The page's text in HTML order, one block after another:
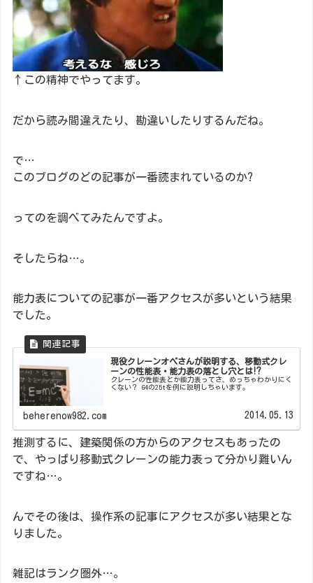
↑この精神でやってます。
だから読み間違えたり、勘違いしたりするんだね。
で…
このブログのどの記事が一番読まれているのか?
ってのを調べてみたんですよ。
そしたらね…。
能力表についての記事が一番アクセスが多いという結果
でした。
現役クレーンオペさんが説明する、移動式クレ
ーンの性能表・能力表の落とし穴とは⁉
クレーンの性能表とか能力表ってさ、めっちゃわかりにく
くない？ G4の25tを例に説明しちゃいます。
beherenow982.com 2014.05.13
推測するに、建築関係の方からのアクセスもあったの
で、やっぱり移動式クレーンの能力表って分かり難いん
ですね…。
んでその後は、操作系の記事にアクセスが多い結果とな
りました。
雑記はランク圏外…。